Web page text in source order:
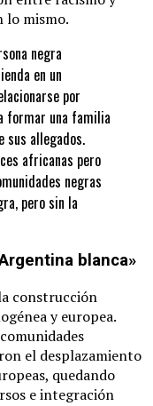
lo mismo.
negra
en un
por
formar una familia
allegados.
africanas pero
negras
pero sin la
blanca»
construcción
y europea.
el desplazamiento
quedando
e integración